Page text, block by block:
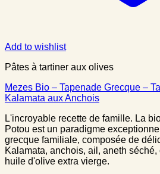
Add to wishlist
Pâtes à tartiner aux olives
Mezes Bio – Tapenade Grecque –
Kalamata aux Anchois
L'incroyable recette de famille. La
Potou est un paradigme
grecque familiale, composée de
Kalamata, anchois, ail, aneth
huile d'olive extra vierge.